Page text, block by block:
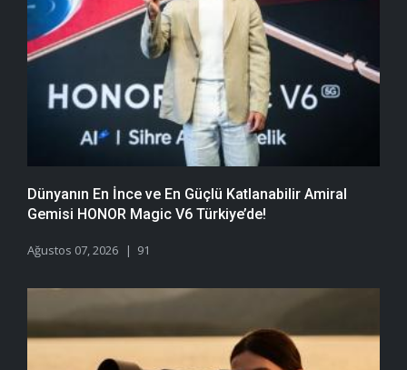
Dünyanın En İnce ve En Güçlü Katlanabilir Amiral
Gemisi HONOR Magic V6 Türkiye’de!
Ağustos 07, 2026 91